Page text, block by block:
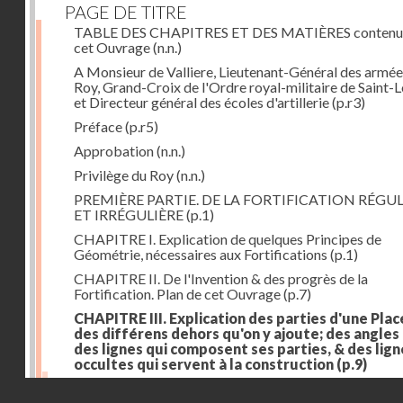
PAGE DE TITRE
TABLE DES CHAPITRES ET DES MATIÈRES
cet Ouvrage(n.n.)
A Monsieur de Valliere, Lieutenant-Général des
Roy, Grand-Croix de l'Ordre royal-militaire de Saint-
et Directeur général des écoles d'artillerie(p.r3)
Préface(p.r5)
Approbation(n.n.)
Privilège du Roy(n.n.)
PREMIÈRE PARTIE. DE LA FORTIFICATION
ET IRRÉGULIÈRE(p.1)
CHAPITRE I. Explication de quelques Principes de
Géométrie, nécessaires aux Fortifications (p.1)
CHAPITRE II. De l'Invention & des progrès de la
Fortification. Plan de cet Ouvrage(p.7)
CHAPITRE III. Explication des parties d'une
des différens dehors qu'on y ajoute; des angles
des lignes qui composent ses parties, & des
occultes qui servent à la construction (p.9)
Des lignes & des angles qui composent les parties